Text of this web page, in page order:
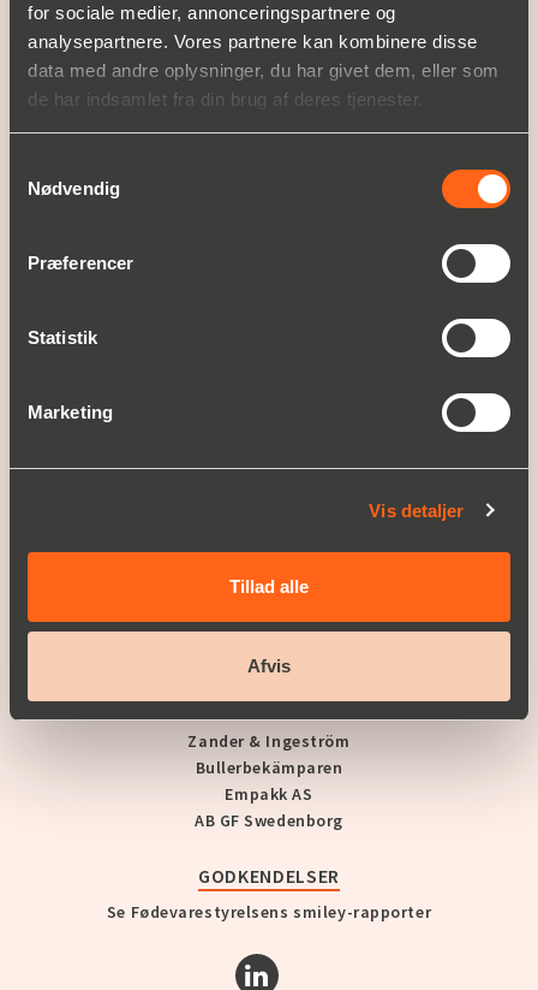
for sociale medier, annonceringspartnere og
analysepartnere. Vores partnere kan kombinere disse
data med andre oplysninger, du har givet dem, eller som
de har indsamlet fra din brug af deres tjenester.
Nødvendig
Præferencer
Statistik
Marketing
Vis detaljer
Tillad alle
Afvis
VORE PRODUKTER
Produktområde
Service
Christian Berner Sverige
Christian Berner Norge
Christian Berner Danmark
Zander & Ingeström
Bullerbekämparen
Empakk AS
AB GF Swedenborg
GODKENDELSER
Se Fødevarestyrelsens smiley-rapporter